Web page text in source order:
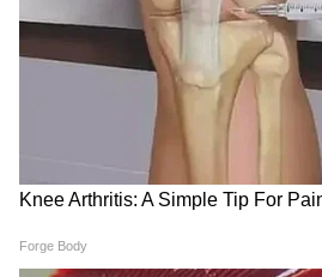
রাম মন্দির ও দ্রৌপদী মুর্মুকে
বক্তব্য বিভ্রান্তিকর, দাবি